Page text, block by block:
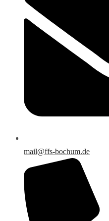
mail@ffs-bochum.de